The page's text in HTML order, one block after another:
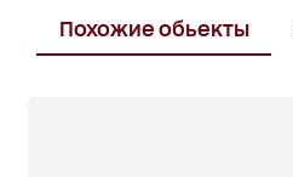
Похожие обьекты